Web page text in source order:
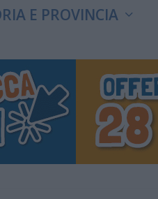
E PROVINCIA